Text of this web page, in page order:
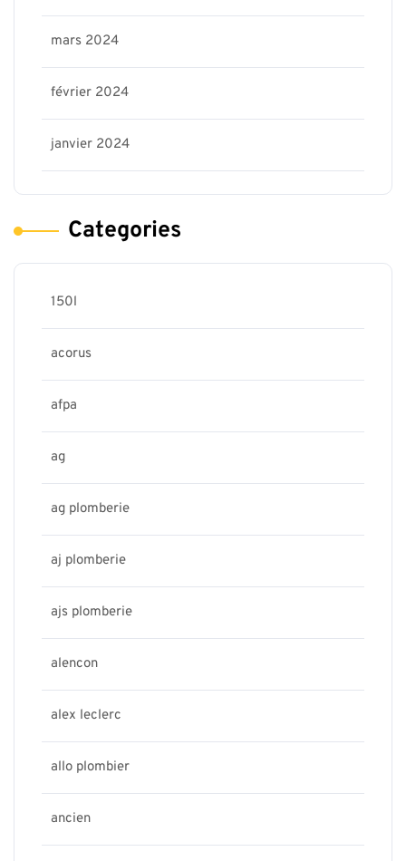
mars 2024
février 2024
janvier 2024
Categories
150l
acorus
afpa
ag
ag plomberie
aj plomberie
ajs plomberie
alencon
alex leclerc
allo plombier
ancien